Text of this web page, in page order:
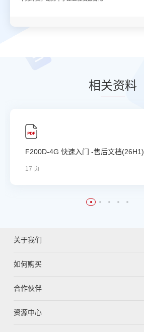
相关资料
F200D-4G 快速入门 -售后文档(26H1)
17 页
关于我们
如何购买
合作伙伴
资源中心